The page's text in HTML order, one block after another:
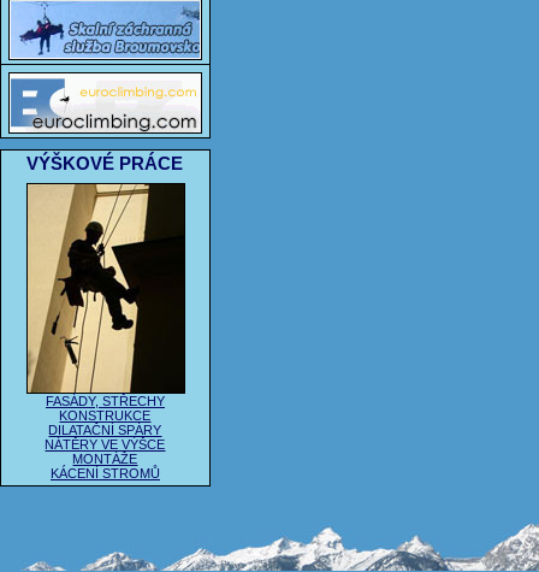
VÝŠKOVÉ PRÁCE
FASÁDY, STŘECHY
KONSTRUKCE
DILATAČNÍ SPÁRY
NÁTĚRY VE VÝŠCE
MONTÁŽE
KÁCENÍ STROMŮ